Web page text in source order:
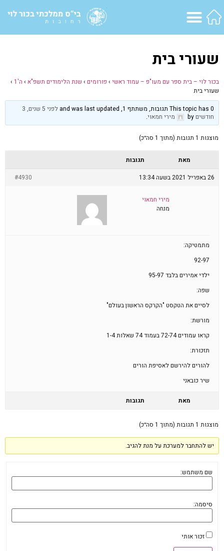
שעורי בית
בכור לוי – בית ספר עם מעו"פ – עמוד ראשי › פורומים › שנת הלימודים תשפ"א › ה'1
›
שעורי בית
This topic has 0 תגובות, משתתף 1, and was last updated
לפני 5 שנים, 3
חודשים by מירי חמאוי.
מוצגות 1 תגובות (מתוך 1 סה״כ)
מאת
תגובות
26 באפריל 2021 בשעה 13:34
#4930
מירי חמאוי
מנחה
מתמטיקה:
92-97
ילדי אמירים בלבד 95-97
שפה:
לסיים את הטקסט "הקרקס הראשון בעולם"
מורשת:
קראו עמודים 72-74 בעמוד 74 שאלות 1-4
תזכורת:
להורים להירשם לאסיפת הורים
שיר כובאני
מאת תגובות
מוצגות 1 תגובות (מתוך 1 סה״כ)
יש להתחבר למערכת על מנת להגיב.
שם משתמש:
סיסמה:
זכור אותי